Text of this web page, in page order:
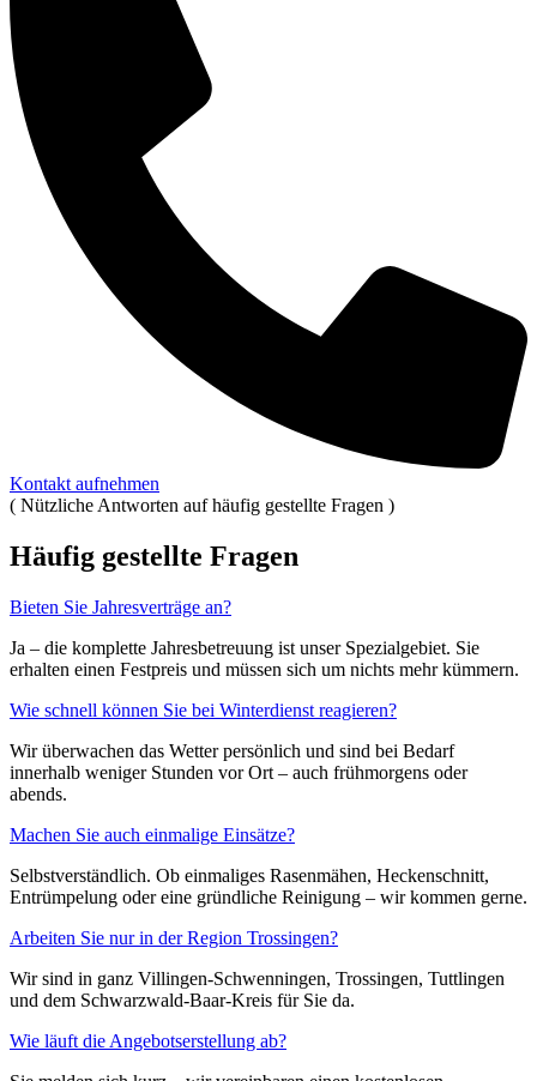
Kontakt aufnehmen
( Nützliche Antworten auf häufig gestellte Fragen )
Häufig gestellte Fragen
Bieten Sie Jahresverträge an?
Ja – die komplette Jahresbetreuung ist unser Spezialgebiet. Sie
erhalten einen Festpreis und müssen sich um nichts mehr kümmern.
Wie schnell können Sie bei Winterdienst reagieren?
Wir überwachen das Wetter persönlich und sind bei Bedarf
innerhalb weniger Stunden vor Ort – auch frühmorgens oder
abends.
Machen Sie auch einmalige Einsätze?
Selbstverständlich. Ob einmaliges Rasenmähen, Heckenschnitt,
Entrümpelung oder eine gründliche Reinigung – wir kommen gerne.
Arbeiten Sie nur in der Region Trossingen?
Wir sind in ganz Villingen-Schwenningen, Trossingen, Tuttlingen
und dem Schwarzwald-Baar-Kreis für Sie da.
Wie läuft die Angebotserstellung ab?